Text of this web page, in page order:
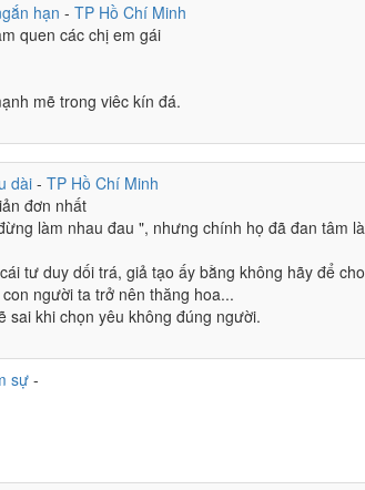
sợ lòng hết cả cảm xúc yêu
roiif Hiếu nhỡ
thực tới chít họ cũng có quan tâm đâu mà
qua lại thời gian sẽ quên
và vui vẻ lên ní oi.
e 1 ngày trở lại
hạn - TP Hồ Chí Minh
quen các chị em gái
mẽ trong viêc kín đá.
dài- TP Hồ Chí Minh
đơn nhất
làm nhau đau ", nhưng chính họ đã đan tâm
tư duy dối trá, giả tạo ấy bằng không hãy để
người ta trở nên thăng hoa...
sai khi chọn yêu không đúng người.
sự -